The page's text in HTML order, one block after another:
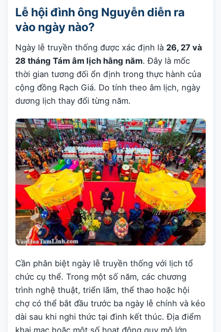
Lễ hội đình ông Nguyễn diễn ra
vào ngày nào?
Ngày lễ truyền thống được xác định là 26, 27 và
28 tháng Tám âm lịch hằng năm. Đây là mốc
thời gian tương đối ổn định trong thực hành của
cộng đồng Rạch Giá. Do tính theo âm lịch, ngày
dương lịch thay đổi từng năm.
Cần phân biệt ngày lễ truyền thống với lịch tổ
chức cụ thể. Trong một số năm, các chương
trình nghệ thuật, triển lãm, thể thao hoặc hội
chợ có thể bắt đầu trước ba ngày lễ chính và kéo
dài sau khi nghi thức tại đình kết thúc. Địa điểm
khai mạc hoặc một số hoạt động quy mô lớn